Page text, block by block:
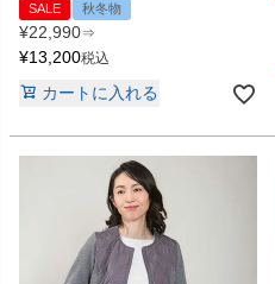
SALE 秋冬物
¥22,990⇒
¥13,200税込
カートに入れる